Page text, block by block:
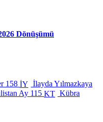
Dönüşümü
158 İY İlayda Yılmazkaya
Ay 115 KT Kübra